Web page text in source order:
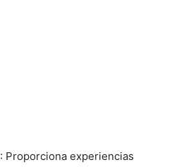
: Proporciona experiencias